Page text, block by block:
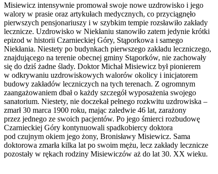
Misiewicz intensywnie promował swoje nowe uzdrowisko i jego
walory w prasie oraz artykułach medycznych, co przyciągnęło
pierwszych pensjonariuszy i w szybkim tempie rozsławiło zakłady
lecznicze. Uzdrowisko w Niekłaniu stanowiło zatem jedynie krótki
epizod w historii Czarnieckiej Góry, Stąporkowa i samego
Niekłania. Niestety po budynkach pierwszego zakładu leczniczego,
znajdującego na terenie obecnej gminy Stąporków, nie zachowały
się do dziś żadne ślady. Doktor Michał Misiewicz był pionierem
w odkrywaniu uzdrowiskowych walorów okolicy i inicjatorem
budowy zakładów leczniczych na tych terenach. Z ogromnym
zaangażowaniem dbał o każdy szczegół wyposażenia swojego
sanatorium. Niestety, nie doczekał pełnego rozkwitu uzdrowiska –
zmarł 30 marca 1900 roku, mając zaledwie 46 lat, zarażony
przez jednego ze swoich pacjentów. Po jego śmierci rozbudowę
Czarnieckiej Góry kontynuowali spadkobiercy doktora
pod czujnym okiem jego żony, Bronisławy Misiewicz. Sama
doktorowa zmarła kilka lat po swoim mężu, lecz zakłady lecznicze
pozostały w rękach rodziny Misiewiczów aż do lat 30. XX wieku.